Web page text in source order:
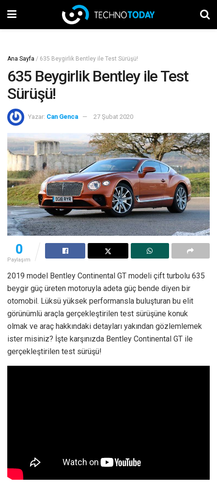
Ana Sayfa / 635 Beygirlik Bentley ile Test Sürüşü!
635 Beygirlik Bentley ile Test
Sürüşü!
Yazar: Can Genca 27 Şubat 2020
0
Paylaşım
2019 model Bentley Continental GT modeli çift turbolu 635
beygir güç üreten motoruyla adeta güç bende diyen bir
otomobil. Lüksü yüksek performansla buluşturan bu elit
görünümlü araçla gerçekleştirilen test sürüşüne konuk
olmak ve araç hakkındaki detayları yakından gözlemlemek
ister misiniz? İşte karşınızda Bentley Continental GT ile
gerçekleştirilen test sürüşü!